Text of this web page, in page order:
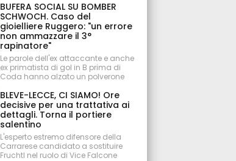
BUFERA SOCIAL SU BOMBER
SCHWOCH. Caso del
gioielliere Ruggero: "un errore
non ammazzare il 3°
rapinatore"
Le parole dell'ex attaccante e anche
ex primatista di gol in B prima di
Coda hanno alzato un polverone
BLEVE-LECCE, CI SIAMO! Ore
decisive per una trattativa ai
dettagli. Torna il portiere
salentino
L'esperto estremo difensore della
Carrarese candidato a sostituire
Fruchtl nel ruolo di Vice Falcone